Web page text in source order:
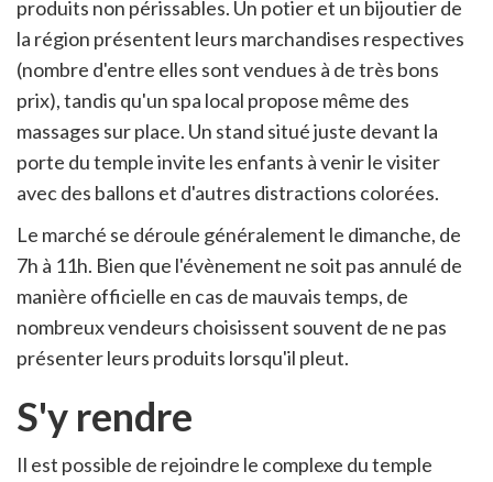
produits non périssables. Un potier et un bijoutier de
la région présentent leurs marchandises respectives
(nombre d'entre elles sont vendues à de très bons
prix), tandis qu'un spa local propose même des
massages sur place. Un stand situé juste devant la
porte du temple invite les enfants à venir le visiter
avec des ballons et d'autres distractions colorées.
Le marché se déroule généralement le dimanche, de
7h à 11h. Bien que l'évènement ne soit pas annulé de
manière officielle en cas de mauvais temps, de
nombreux vendeurs choisissent souvent de ne pas
présenter leurs produits lorsqu'il pleut.
S'y rendre
Il est possible de rejoindre le complexe du temple